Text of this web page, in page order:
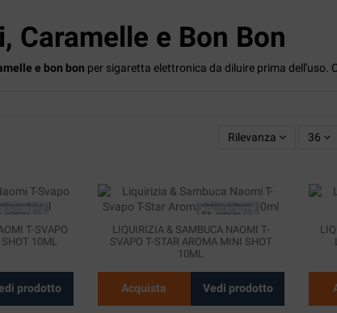
Caramelle e Bon Bon
e bon bon per sigaretta elettronica da diluire prima dell'uso.
Rilevanza 36
T-SVAPO
SHOT 10ML
prodotto
LIQUIRIZIA & SAMBUCA NAOMI T-
SVAPO T-STAR AROMA MINI SHOT
10ML
Acquista Vedi prodotto